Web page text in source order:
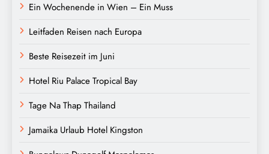
Ein Wochenende in Wien – Ein Muss
Leitfaden Reisen nach Europa
Beste Reisezeit im Juni
Hotel Riu Palace Tropical Bay
Tage Na Thap Thailand
Jamaika Urlaub Hotel Kingston